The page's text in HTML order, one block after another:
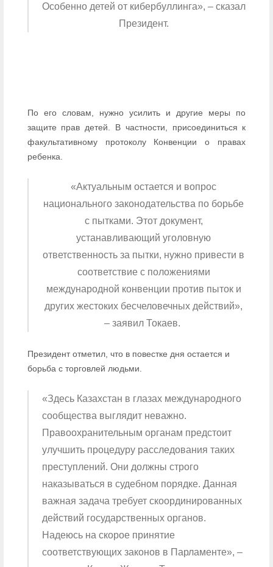
Особенно детей от кибербуллинга», – сказал
Президент.
По его словам, нужно усилить и другие меры по
защите прав детей. В частности, присоединиться к
факультативному протоколу Конвенции о правах
ребенка.
«Актуальным остается и вопрос
национального законодательства по борьбе
с пытками. Этот документ,
устанавливающий уголовную
ответственность за пытки, нужно привести в
соответствие с положениями
международной конвенции против пыток и
других жестоких бесчеловечных действий»,
– заявил Токаев.
Президент отметил, что в повестке дня остается и
борьба с торговлей людьми.
«Здесь Казахстан в глазах международного
сообщества выглядит неважно.
Правоохранительным органам предстоит
улучшить процедуру расследования таких
преступлений. Они должны строго
наказываться в судебном порядке. Данная
важная задача требует скоординированных
действий государственных органов.
Надеюсь на скорое принятие
соответствующих законов в Парламенте», –